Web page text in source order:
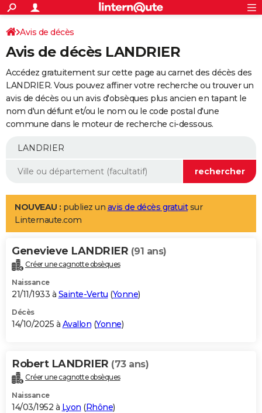
ACTUALITÉS
Politique
Société
Faits Divers
Education
Monde
Villes
+
SPORT
Coupe du monde 2026
Football
Tennis
Cyclisme
Rugby
Forum
Programme TV
TNTStreaming
Cinéma
Sorties cinéma
Musique
+
FINANCE
Retraite
Epargne
Immobilier
Risques naturels par ville
Banque
Assurance
AUTO
Essais
Réserver un essai
Citadines
Berlines
SUV
Forum auto
+
Mobiles
Meilleur smartphone
Internet
Ordinateurs
Jeux vidéo
Guide high-tech
Aménagement intérieur
LIFESTYLE
Art de vivre
Bien-être
Loisirs
Mode
Modes de vie
Alimentation
Guide de la santé
Maladies
Médicaments
Sommeil
VOYAGE
Destinations
City break
Voyage nature
Voyage de noces
Forum
Climat
+PHOTO
GUIDES D'ACHAT
BONS PLANS
Carte de Noël
Carte Bonne année
Carte Saint-Valentin
Carte Pâques
Carte d'anniversaire
DICTIONNAIRE
Dictionnaire
Biographies
Citations
Expressions
Proverbes
PROGRAMME TV
Avis de décès
Avis de décès LANDRIER
Accédez gratuitement sur cette page au carnet des décès des
LANDRIER. Vous pouvez affiner votre recherche ou trouver un
avis de décès ou un avis d'obsèques plus ancien en tapant le
nom d'un défunt et/ou le nom ou le code postal d'une
commune dans le moteur de recherche ci-dessous.
NOUVEAU : publiez un avis de décès gratuitsur
Linternaute.com
Genevieve LANDRIER (91 ans)
Créer une cagnotte obsèques
Naissance
21/11/1933 à Sainte-Vertu (Yonne)
Décès
14/10/2025 à Avallon (Yonne)
Robert LANDRIER (73 ans)
Créer une cagnotte obsèques
Naissance
14/03/1952 à Lyon (Rhône)